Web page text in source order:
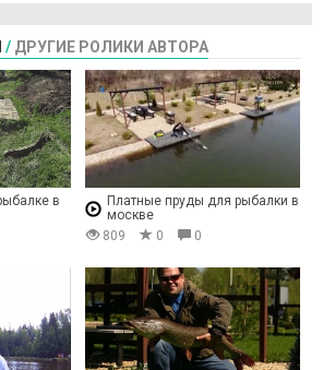
/ ДРУГИЕ РОЛИКИ АВТОРА
в
Платные пруды для рыбалки в
москве
809
0 0